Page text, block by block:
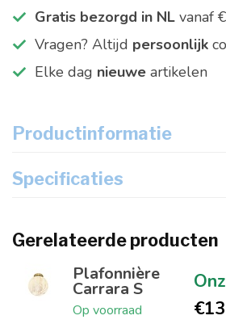
Gratis bezorgd in NL vanaf
Vragen? Altijd persoonlijk
Elke dag nieuwe artikelen
Productinformatie
Specificaties
Gerelateerde producten
Plafonnière
Carrara S
Op voorraad